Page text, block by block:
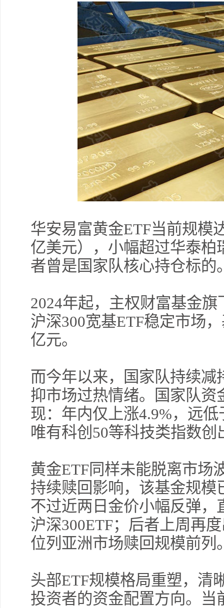
华安易富黄金ETF当前规模
亿美元），小幅超过华泰柏
者曾是国家队核心持仓标的
2024年起，主权财富基金
沪深300宽基ETF稳定市场
亿元。
而今年以来，国家队持续
抑市场过热情绪。国家队资
现：年内仅上涨4.9%，远
唯有科创50等科技类指数创
黄金ETF同样未能脱离市场
持续赎回影响，该基金规模
不过近两日金价小幅反弹
沪深300ETF；后者上周再
位列亚洲市场赎回规模前列
头部ETF规模格局重塑，清
投资者的资金配置方向。当